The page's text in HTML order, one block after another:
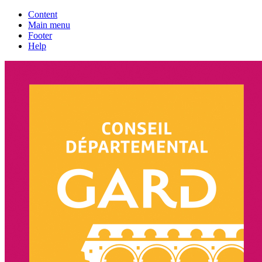
Content
Main menu
Footer
Help